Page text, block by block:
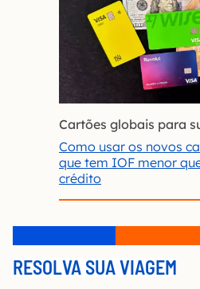
Cartões globais para
Como usar os novos
que tem IOF menor
crédito
RESOLVA SUA VIAGEM